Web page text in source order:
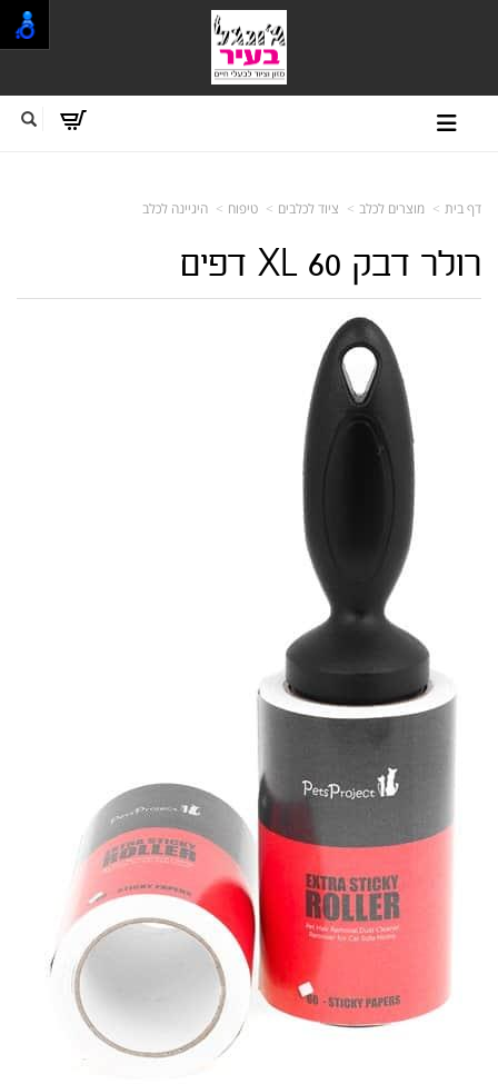
דף בית מוצרים לכלב ציוד לכלבים טיפוח היגיינה לכלב
רולר דבק XL 60 דפים